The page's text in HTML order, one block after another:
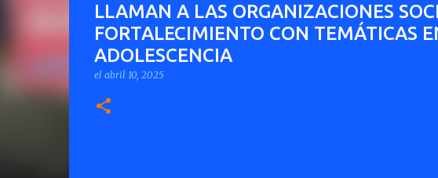
LLAMAN A LAS ORGANIZACIONES
FORTALECIMIENTO CON TEMÁTICAS
ADOLESCENCIA
el abril 10, 2025